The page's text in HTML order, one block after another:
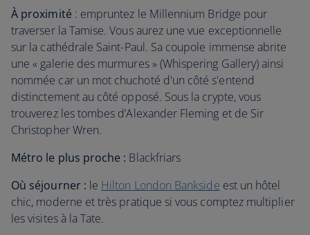
À proximité : empruntez le Millennium Bridge pour
traverser la Tamise. Vous aurez une vue exceptionnelle
sur la cathédrale Saint-Paul. Sa coupole immense abrite
une « galerie des murmures » (Whispering Gallery) ainsi
nommée car un mot chuchoté d'un côté s'entend
distinctement au côté opposé. Sous la crypte, vous
trouverez les tombes d’Alexander Fleming et de Sir
Christopher Wren.
Métro le plus proche : Blackfriars
Où séjourner : le Hilton London Bankside est un hôtel
chic, moderne et très pratique si vous comptez multiplier
les visites à la Tate.